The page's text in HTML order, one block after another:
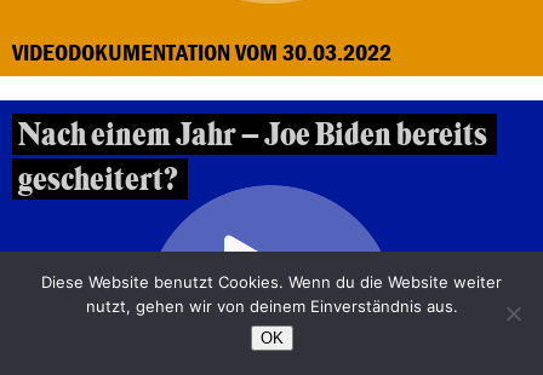
VIDEODOKUMENTATION VOM 30.03.2022
Nach einem Jahr – Joe Biden bereits
gescheitert?
Diese Website benutzt Cookies. Wenn du die Website weiter
nutzt, gehen wir von deinem Einverständnis aus.
OK